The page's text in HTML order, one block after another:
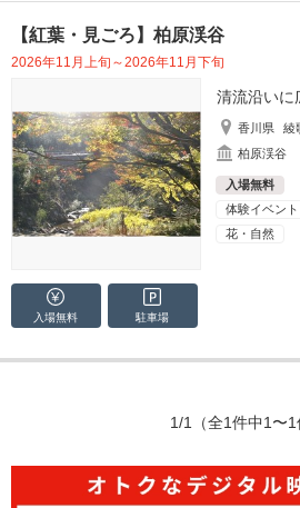
【紅葉・見ごろ】柏原渓谷
2026年11月上旬～2026年11月下旬
清流沿いに
香川県
綾
柏原渓谷
入場無料
体験イベン
花・自然
入場無料 駐車場
1/1 （全1件中1〜1